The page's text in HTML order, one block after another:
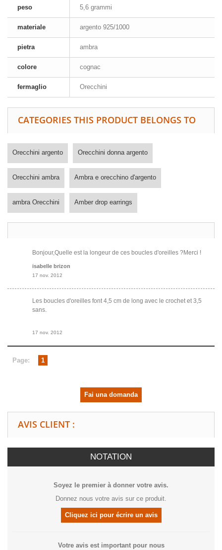
peso 5,6 grammi
materiale argento 925/1000
pietra ambra
colore cognac
fermaglio Orecchini
CATEGORIES THIS PRODUCT BELONGS TO
Orecchini argento Orecchini donna argento
Orecchini ambra Ambra e orecchino d'argento
ambra Orecchini Amber drop earrings
Bonjour,Quelle est la longeur de ces boucles d'oreilles ?Merci !
isabelle brizon
17 nov. 2012
Les boucles d'oreilles font 4,5 cm de long avec le crochet et 3,5
sans.
17 nov. 2012
Page: 1
Fai una domanda
AVIS CLIENT :
NOTATION
Soyez le premier à donner votre avis.
Donnez nous votre avis sur ce produit.
Cliquez ici pour écrire un avis
Votre avis est important pour nous